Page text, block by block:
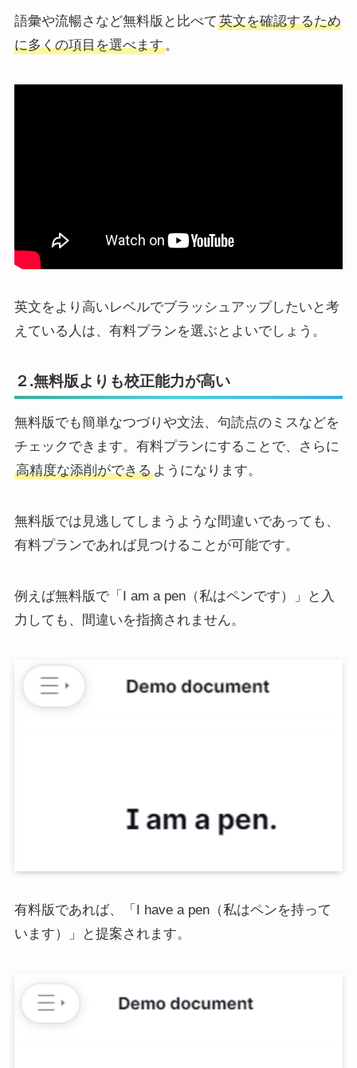
語彙や流暢さなど無料版と比べて 英文を確認するため
に多くの項目を選べます。
英文をより高いレベルでブラッシュアップしたいと考
えている人は、有料プランを選ぶとよいでしょう。
２.無料版よりも校正能力が高い
無料版でも簡単なつづりや文法、句読点のミスなどを
チェックできます。有料プランにすることで、さらに
高精度な添削ができるようになります。
無料版では見逃してしまうような間違いであっても、
有料プランであれば見つけることが可能です。
例えば無料版で「I am a pen（私はペンです）」と入
力しても、間違いを指摘されません。
有料版であれば、「I have a pen（私はペンを持って
います）」と提案されます。